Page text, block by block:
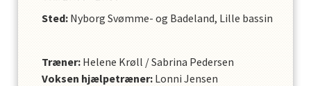
Sted: Nyborg Svømme- og Badeland, Lille bassin
Træner: Helene Krøll /Sabrina Pedersen
Voksen hjælpetræner: Lonni Jensen